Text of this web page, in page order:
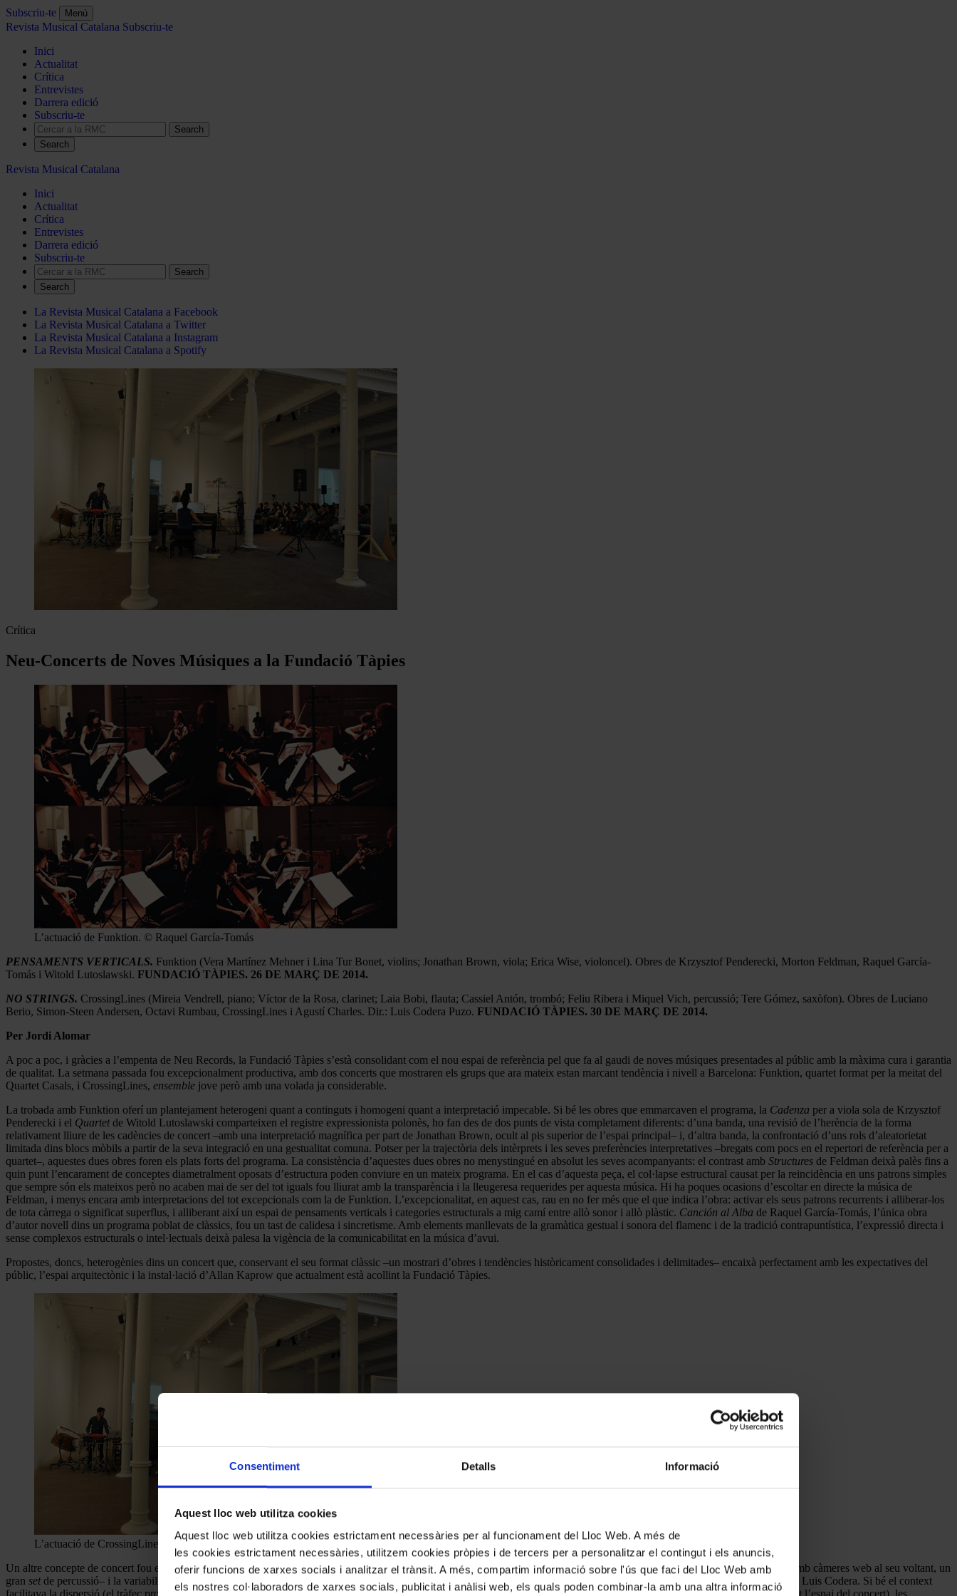
Consentiment Detalls Informació
Aquest lloc web utilitza cookies
Aquest lloc web utilitza cookies estrictament necessàries per al funcionament del Lloc Web. A més de
les cookies estrictament necessàries, utilitzem cookies pròpies i de tercers per a personalitzar el contingut i els anuncis,
oferir funcions de xarxes socials i analitzar el trànsit. A més, compartim informació sobre l'ús que faci del Lloc Web amb
els nostres col·laboradors de xarxes socials, publicitat i anàlisi web, els quals poden combinar-la amb una altra informació
Subscriu-te Menú
Revista Musical Catalana Subscriu-te
Inici
Actualitat
Crítica
Entrevistes
Darrera edició
Subscriu-te
Search
Revista Musical Catalana
Inici
Actualitat
Crítica
Entrevistes
Darrera edició
Subscriu-te
Search
La Revista Musical Catalana a Facebook
La Revista Musical Catalana a Twitter
La Revista Musical Catalana a Instagram
La Revista Musical Catalana a Spotify
Crítica
Neu-Concerts de Noves Músiques a la Fundació Tàpies
L’actuació de Funktion. © Raquel García-Tomás
PENSAMENTS VERTICALS. Funktion (Vera Martínez Mehner i Lina Tur Bonet, violins; Jonathan Brown, viola; Erica Wise, violoncel). Obres de Krzysztof Penderecki, Morton Feldman, Raquel García-
Tomás i Witold Lutoslawski. FUNDACIÓ TÀPIES. 26 DE MARÇ DE 2014.
NO STRINGS. CrossingLines (Mireia Vendrell, piano; Víctor de la Rosa, clarinet; Laia Bobi, flauta; Cassiel Antón, trombó; Feliu Ribera i Miquel Vich, percussió; Tere Gómez, saxòfon). Obres de Luciano
Berio, Simon-Steen Andersen, Octavi Rumbau, CrossingLines i Agustí Charles. Dir.: Luis Codera Puzo. FUNDACIÓ TÀPIES. 30 DE MARÇ DE 2014.
Per Jordi Alomar
A poc a poc, i gràcies a l’empenta de Neu Records, la Fundació Tàpies s’està consolidant com el nou espai de referència pel que fa al gaudi de noves músiques presentades al públic amb la màxima cura i garantia
de qualitat. La setmana passada fou excepcionalment productiva, amb dos concerts que mostraren els grups que ara mateix estan marcant tendència i nivell a Barcelona: Funktion, quartet format per la meitat del
Quartet Casals, i CrossingLines, ensemble jove però amb una volada ja considerable.
La trobada amb Funktion oferí un plantejament heterogeni quant a continguts i homogeni quant a interpretació impecable. Si bé les obres que emmarcaven el programa, la Cadenza per a viola sola de Krzysztof
Penderecki i el Quartetde Witold Lutoslawski comparteixen el registre expressionista polonès, ho fan des de dos punts de vista completament diferents: d’una banda, una revisió de l’herència de la forma
relativament lliure de les cadències de concert –amb una interpretació magnífica per part de Jonathan Brown, ocult al pis superior de l’espai principal– i, d’altra banda, la confrontació d’uns rols d’aleatorietat
limitada dins blocs mòbils a partir de la seva integració en una gestualitat comuna. Potser per la trajectòria dels intèrprets i les seves preferències interpretatives –bregats com pocs en el repertori de referència per a
quartet–, aquestes dues obres foren els plats forts del programa. La consistència d’aquestes dues obres no menystingué en absolut les seves acompanyants: el contrast amb Structures de Feldman deixà palès fins a
quin punt l’encarament de conceptes diametralment oposats d’estructura poden conviure en un mateix programa. En el cas d’aquesta peça, el col·lapse estructural causat per la reincidència en uns patrons simples
que sempre són els mateixos però no acaben mai de ser del tot iguals fou lliurat amb la transparència i la lleugeresa requerides per aquesta música. Hi ha poques ocasions d’escoltar en directe la música de
Feldman, i menys encara amb interpretacions del tot excepcionals com la de Funktion. L’excepcionalitat, en aquest cas, rau en no fer més que el que indica l’obra: activar els seus patrons recurrents i alliberar-los
de tota càrrega o significat superflus, i alliberant així un espai de pensaments verticals i categories estructurals a mig camí entre allò sonor i allò plàstic. Canción al Alba de Raquel García-Tomás, l’única obra
d’autor novell dins un programa poblat de clàssics, fou un tast de calidesa i sincretisme. Amb elements manllevats de la gramàtica gestual i sonora del flamenc i de la tradició contrapuntística, l’expressió directa i
sense complexos estructurals o intel·lectuals deixà palesa la vigència de la comunicabilitat en la música d’avui.
Propostes, doncs, heterogènies dins un concert que, conservant el seu format clàssic –un mostrari d’obres i tendències històricament consolidades i delimitades– encaixà perfectament amb les expectatives del
públic, l’espai arquitectònic i la instal·lació d’Allan Kaprow que actualment està acollint la Fundació Tàpies.
L’actuació de CrossingLines. © Linda Valdés (cortesia Fundació Tàpies)
Un altre concepte de concert fou el que pocs dies després presentà CrossingLines. En aquesta ocasió, el desplegament de mitjans –altaveus al voltant del públic, un piano obert amb càmeres web al seu voltant, un
gran setde percussió– i la variabilitat de la plantilla ja indicaven una intenció agosarada, característica de les escomeses de CrossingLines i el seu director fundador, el compositor Luis Codera. Si bé el context
facilitava la dispersió (el tràfec propi de les dotze del migdia d’un diumenge, els visitants del Museu que circulen lliurement per la sala durant el concert, la llum homogènia per tot l’espai del concert), les